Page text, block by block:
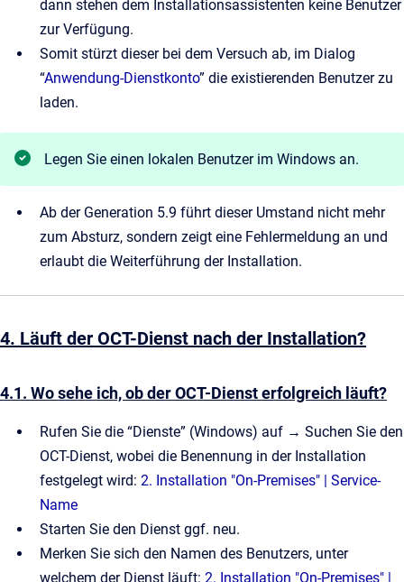
dann stehen dem Installationsassistenten keine Benutzer
zur Verfügung.
Somit stürzt dieser bei dem Versuch ab, im Dialog
“Anwendung-Dienstkonto” die existierenden Benutzer zu
laden.
Legen Sie einen lokalen Benutzer im Windows an.
Ab der Generation 5.9 führt dieser Umstand nicht mehr
zum Absturz, sondern zeigt eine Fehlermeldung an und
erlaubt die Weiterführung der Installation.
4. Läuft der OCT-Dienst nach der Installation?
4.1. Wo sehe ich, ob der OCT-Dienst erfolgreich läuft?
Rufen Sie die “Dienste” (Windows) auf → Suchen Sie den
OCT-Dienst, wobei die Benennung in der Installation
festgelegt wird: 2. Installation "On-Premises" | Service-
Name
Starten Sie den Dienst ggf. neu.
Merken Sie sich den Namen des Benutzers, unter
welchem der Dienst läuft: 2. Installation "On-Premises" |